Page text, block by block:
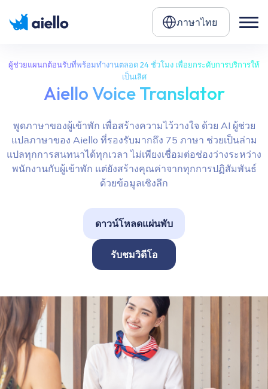
ภาษาไทย
ผู้ช่วยแผนกต้อนรับที่พร้อมทำงานตลอด 24 ชั่วโมง เพื่อยกระดับการบริการให้
เป็นเลิศ
Aiello Voice Translator
พูดภาษาของผู้เข้าพัก เพื่อสร้างความไว้วางใจ ด้วย AI ผู้ช่วย
แปลภาษาของ Aiello ที่รองรับมากถึง 75 ภาษา ช่วยเป็นล่าม
แปลทุกการสนทนาได้ทุกเวลา ไม่เพียงเชื่อมต่อช่องว่างระหว่าง
พนักงานกับผู้เข้าพัก แต่ยังสร้างคุณค่าจากทุกการปฏิสัมพันธ์
ด้วยข้อมูลเชิงลึก
ดาวน์โหลดแผ่นพับ
รับชมวิดีโอ